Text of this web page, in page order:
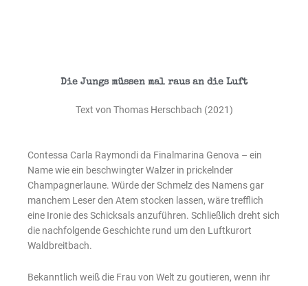
Die Jungs müssen mal raus an die Luft
Text von Thomas Herschbach (2021)
Contessa Carla Raymondi da Finalmarina Genova – ein
Name wie ein beschwingter Walzer in prickelnder
Champagnerlaune. Würde der Schmelz des Namens gar
manchem Leser den Atem stocken lassen, wäre trefflich
eine Ironie des Schicksals anzuführen. Schließlich dreht sich
die nachfolgende Geschichte rund um den Luftkurort
Waldbreitbach.
Bekanntlich weiß die Frau von Welt zu goutieren, wenn ihr